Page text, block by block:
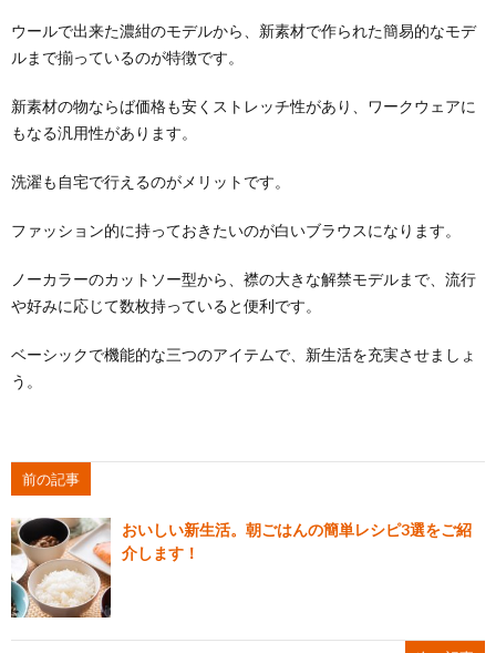
ウールで出来た濃紺のモデルから、新素材で作られた簡易的なモデ
ルまで揃っているのが特徴です。
新素材の物ならば価格も安くストレッチ性があり、ワークウェアに
もなる汎用性があります。
洗濯も自宅で行えるのがメリットです。
ファッション的に持っておきたいのが白いブラウスになります。
ノーカラーのカットソー型から、襟の大きな解禁モデルまで、流行
や好みに応じて数枚持っていると便利です。
ベーシックで機能的な三つのアイテムで、新生活を充実させましょ
う。
前の記事
おいしい新生活。朝ごはんの簡単レシピ3選をご紹
介します！